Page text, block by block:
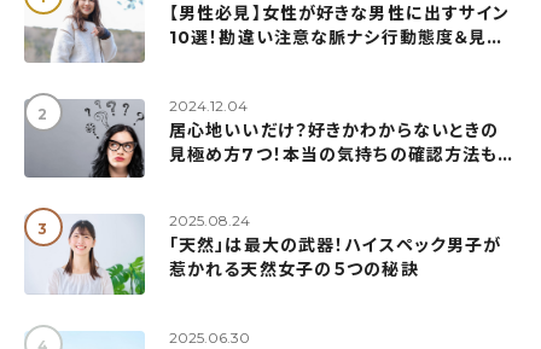
【男性必見】女性が好きな男性に出すサイン
10選！勘違い注意な脈ナシ行動態度＆見極
2024.12.04
居心地いいだけ？好きかわからないときの
見極め方7つ！本当の気持ちの確認方法も紹
2025.08.24
「天然」は最大の武器！ハイスペック男子が
惹かれる天然女子の５つの秘訣
2025.06.30